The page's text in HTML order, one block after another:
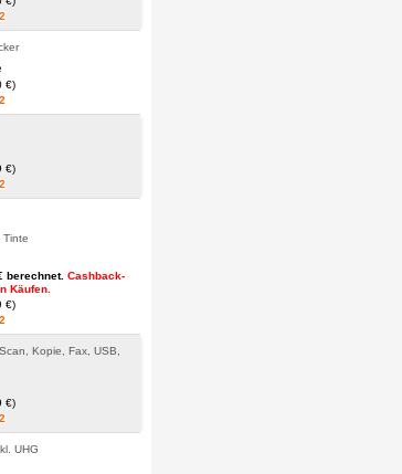
2
€)
2
€)
2
Tinte
berechnet. Cashback-
Käufen.
€)
2
Kopie, Fax, USB,
€)
2
UHG